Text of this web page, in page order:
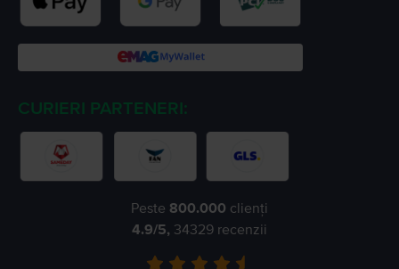
CURIERI PARTENERI:
Peste 800.000 clienți
4.9/5, 34329 recenzii